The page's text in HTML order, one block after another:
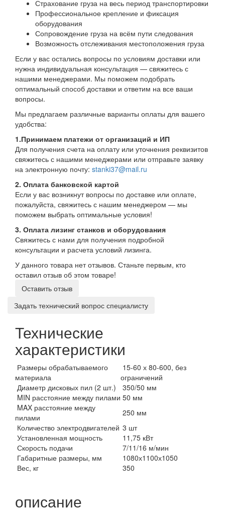
Страхование груза на весь период транспортировки
Профессиональное крепление и фиксация
оборудования
Сопровождение груза на всём пути следования
Возможность отслеживания местоположения груза
Если у вас остались вопросы по условиям доставки или
нужна индивидуальная консультация — свяжитесь с
нашими менеджерами. Мы поможем подобрать
оптимальный способ доставки и ответим на все ваши
вопросы.
Мы предлагаем различные варианты оплаты для вашего
удобства:
1.Принимаем платежи от организаций и ИП
Для получения счета на оплату или уточнения реквизитов
свяжитесь с нашими менеджерами или отправьте заявку
на электронную почту: stanki37@mail.ru
2. Оплата банковской картой
Если у вас возникнут вопросы по доставке или оплате,
пожалуйста, свяжитесь с нашим менеджером — мы
поможем выбрать оптимальные условия!
3. Оплата лизинг станков и оборудования
Свяжитесь с нами для получения подробной
консультации и расчета условий лизинга.
У данного товара нет отзывов. Станьте первым, кто
оставил отзыв об этом товаре!
Оставить отзыв
Задать технический вопрос специалисту
Технические
характеристики
Размеры обрабатываемого
материала
15-60 х 80-600, без
ограничений
Диаметр дисковых пил (2 шт.)
350/50 мм
MIN расстояние между пилами 50 мм
MAX расстояние между
пилами
250 мм
Количество электродвигателей 3 шт
Установленная мощность
11,75 кВт
Скорость подачи
7/11/16 м/мин
Габаритные размеры, мм
1080х1100х1050
Вес, кг
350
описание